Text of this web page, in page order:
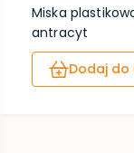
Miska
antracyt
Dodaj do